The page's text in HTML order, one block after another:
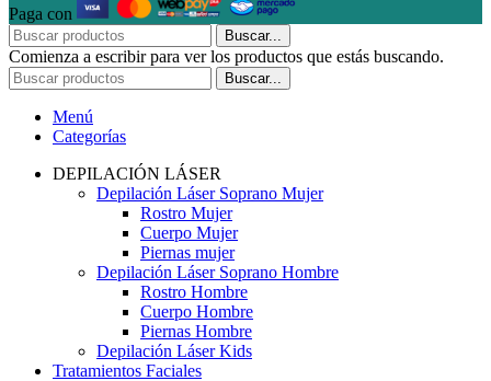
Paga con
Buscar...
Comienza a escribir para ver los productos que estás buscando.
Buscar...
Menú
Categorías
DEPILACIÓN LÁSER
Depilación Láser Soprano Mujer
Rostro Mujer
Cuerpo Mujer
Piernas mujer
Depilación Láser Soprano Hombre
Rostro Hombre
Cuerpo Hombre
Piernas Hombre
Depilación Láser Kids
Tratamientos Faciales